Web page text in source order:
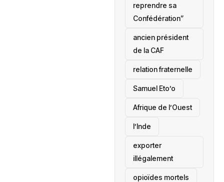
reprendre sa
Confédération”
ancien président
de la CAF
relation fraternelle
Samuel Eto’o
Afrique de l’Ouest
l’Inde
exporter
illégalement
opioïdes mortels